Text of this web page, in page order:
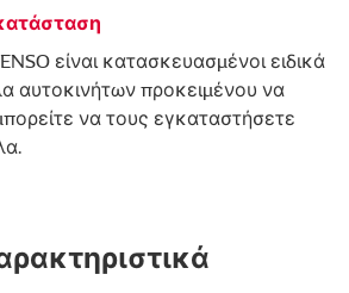
είναι κατασκευασμένοι ειδικά
αυτοκινήτων προκειμένου να
να τους εγκαταστήσετε